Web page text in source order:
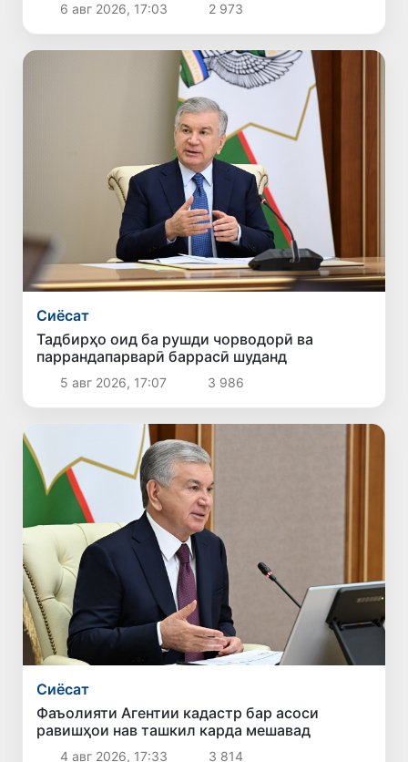
6 авг 2026, 17:03 2 973
Сиёсат
Тадбирҳо оид ба рушди чорводорӣ ва
паррандапарварӣ баррасӣ шуданд
5 авг 2026, 17:07 3 986
Сиёсат
Фаъолияти Агентии кадастр бар асоси
равишҳои нав ташкил карда мешавад
4 авг 2026, 17:33 3 814